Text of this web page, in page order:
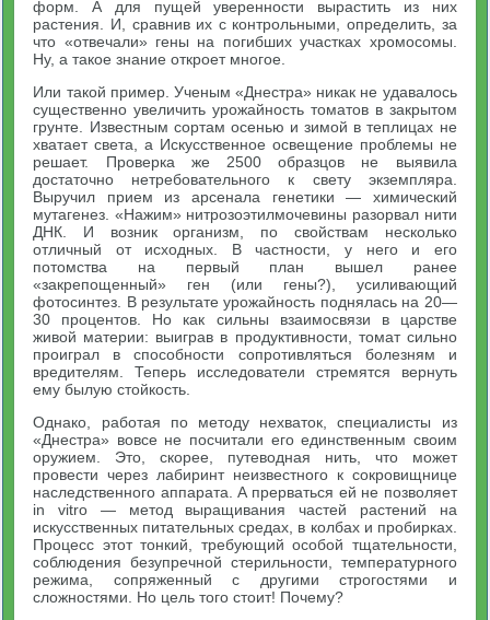
форм. А для пущей уверенности вырастить из них
растения. И, сравнив их с контрольными, определить, за
что «отвечали» гены на погибших участках хромосомы.
Ну, а такое знание откроет многое.
Или такой пример. Ученым «Днестра» никак не удавалось
существенно увеличить урожайность томатов в закрытом
грунте. Известным сортам осенью и зимой в теплицах не
хватает света, а Искусственное освещение проблемы не
решает. Проверка же 2500 образцов не выявила
достаточно нетребовательного к свету экземпляра.
Выручил прием из арсенала генетики — химический
мутагенез. «Нажим» нитрозоэтилмочевины разорвал нити
ДНК. И возник организм, по свойствам несколько
отличный от исходных. В частности, у него и его
потомства на первый план вышел ранее
«закрепощенный» ген (или гены?), усиливающий
фотосинтез. В результате урожайность поднялась на 20—
30 процентов. Но как сильны взаимосвязи в царстве
живой материи: выиграв в продуктивности, томат сильно
проиграл в способности сопротивляться болезням и
вредителям. Теперь исследователи стремятся вернуть
ему былую стойкость.
Однако, работая по методу нехваток, специалисты из
«Днестра» вовсе не посчитали его единственным своим
оружием. Это, скорее, путеводная нить, что может
провести через лабиринт неизвестного к сокровищнице
наследственного аппарата. А прерваться ей не позволяет
in vitro — метод выращивания частей растений на
искусственных питательных средах, в колбах и пробирках.
Процесс этот тонкий, требующий особой тщательности,
соблюдения безупречной стерильности, температурного
режима, сопряженный с другими строгостями и
сложностями. Но цель того стоит! Почему?